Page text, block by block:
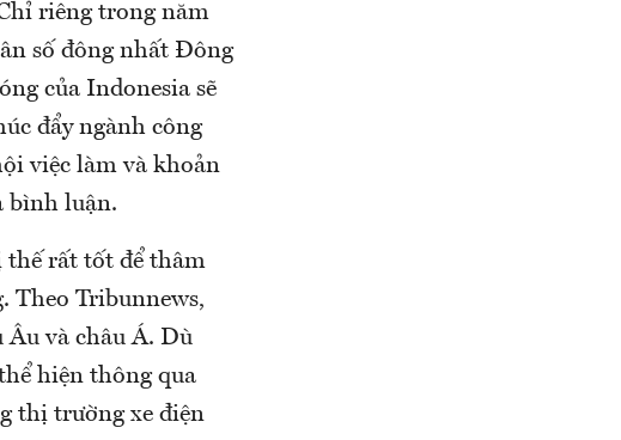
riêng trong năm
số đông nhất Đông
của Indonesia sẽ
đẩy ngành công
việc làm và khoản
bình luận.
thế rất tốt để thâm
Theo Tribunnews,
và châu Á. Dù
hiện thông qua
thị trường xe điện